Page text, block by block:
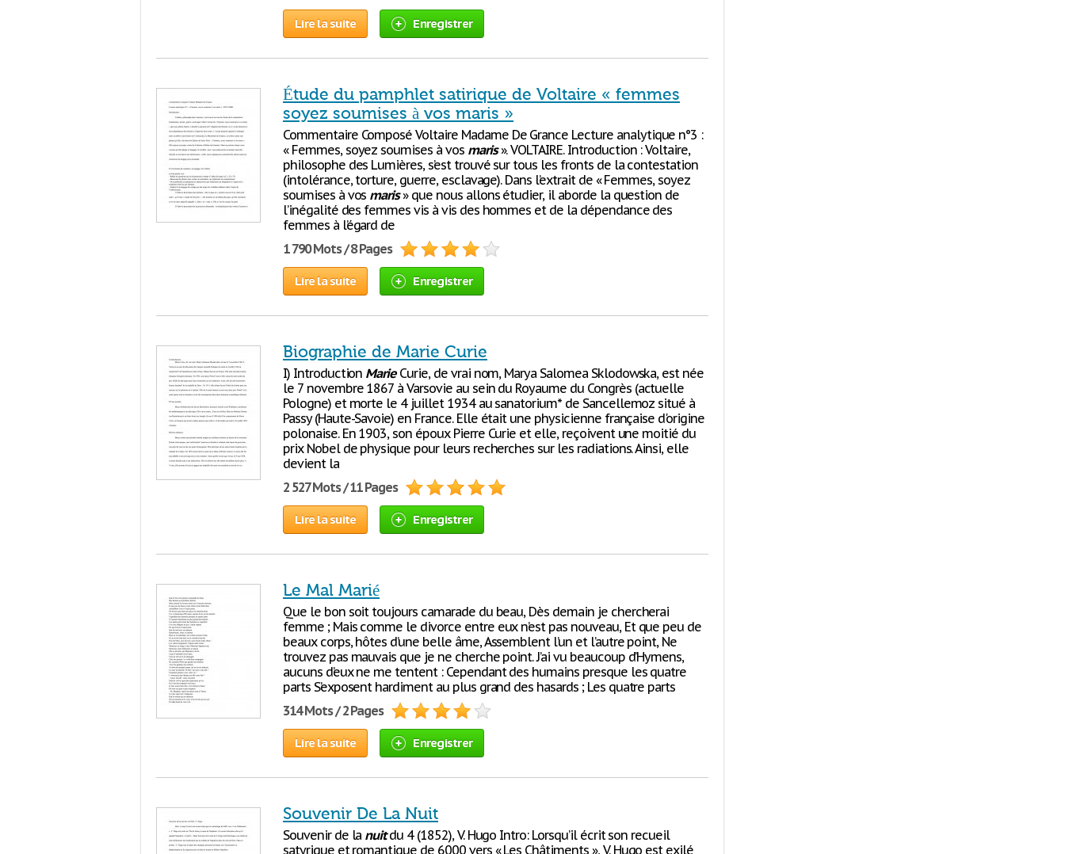
Lire la suite Enregistrer
Étude du pamphlet satirique de Voltaire « femmes
soyez soumises à vos maris »
Commentaire Composé Voltaire Madame De Grance Lecture analytique n°3 :
« Femmes, soyez soumises à vos maris». VOLTAIRE. Introduction : Voltaire,
philosophe des Lumières, s’est trouvé sur tous les fronts de la contestation
(intolérance, torture, guerre, esclavage). Dans l’extrait de « Femmes, soyez
soumises à vos maris» que nous allons étudier, il aborde la question de
l’inégalité des femmes vis à vis des hommes et de la dépendance des
femmes à l’égard de
1 790 Mots / 8 Pages
Lire la suite Enregistrer
Biographie de Marie Curie
I) Introduction MarieCurie, de vrai nom, Marya Salomea Sklodowska, est née
le 7 novembre 1867 à Varsovie au sein du Royaume du Congrès (actuelle
Pologne) et morte le 4 juillet 1934 au sanatorium* de Sancellemoz situé à
Passy (Haute-Savoie) en France. Elle était une physicienne française d'origine
polonaise. En 1903, son époux Pierre Curie et elle, reçoivent une moitié du
prix Nobel de physique pour leurs recherches sur les radiations. Ainsi, elle
devient la
2 527 Mots / 11 Pages
Lire la suite Enregistrer
Le Mal Marié
Que le bon soit toujours camarade du beau, Dès demain je chercherai
femme ; Mais comme le divorce entre eux n’est pas nouveau, Et que peu de
beaux corps, hôtes d’une belle âme, Assemblent l’un et l’autre point, Ne
trouvez pas mauvais que je ne cherche point. J’ai vu beaucoup d’Hymens,
aucuns d’eux ne me tentent : Cependant des humains presque les quatre
parts S’exposent hardiment au plus grand des hasards ; Les quatre parts
314 Mots / 2 Pages
Lire la suite Enregistrer
Souvenir De La Nuit
Souvenir de la nuitdu 4 (1852), V. Hugo Intro: Lorsqu’il écrit son recueil
satyrique et romantique de 6000 vers « Les Châtiments », V. Hugo est exilé